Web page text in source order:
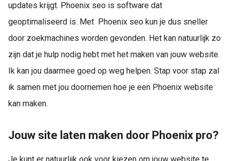
updates krijgt. Phoenix seo is software dat
geoptimaliseerd is. Met Phoenix seo kun je dus sneller
door zoekmachines worden gevonden. Het kan natuurlijk zo
zijn dat je hulp nodig hebt met het maken van jouw website.
Ik kan jou daarmee goed op weg helpen. Stap voor stap zal
ik samen met jou doornemen hoe je een Phoenix website
kan maken.
Jouw site laten maken door Phoenix pro?
Je kunt er natuurlijk ook voor kiezen om jouw website te